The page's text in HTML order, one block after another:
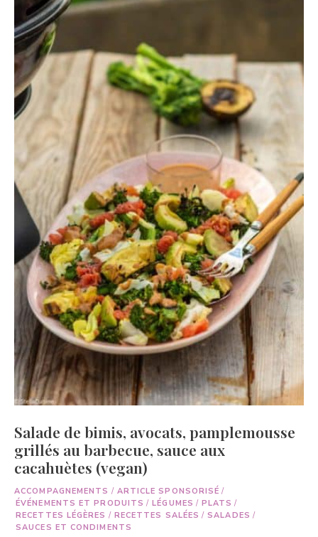
Salade de bimis, avocats, pamplemousse
grillés au barbecue, sauce aux
cacahuètes (vegan)
ACCOMPAGNEMENTS / ARTICLE SPONSORISÉ /
ÉVÉNEMENTS ET PRODUITS / LÉGUMES / PLATS /
RECETTES LÉGÈRES / RECETTES SALÉES / SALADES /
SAUCES ET CONDIMENTS